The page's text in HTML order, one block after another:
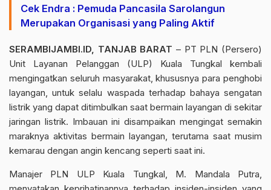
Cek Endra : Pemuda Pancasila Sarolangun
Merupakan Organisasi yang Paling Aktif
SERAMBIJAMBI.ID, TANJAB BARAT – PT PLN (Persero)
Unit Layanan Pelanggan (ULP) Kuala Tungkal kembali
mengingatkan seluruh masyarakat, khususnya para penghobi
layangan, untuk selalu waspada terhadap bahaya sengatan
listrik yang dapat ditimbulkan saat bermain layangan di sekitar
jaringan listrik. Imbauan ini disampaikan mengingat semakin
maraknya aktivitas bermain layangan, terutama saat musim
kemarau dengan angin kencang seperti saat ini.
Manajer PLN ULP Kuala Tungkal, M. Mandala Putra,